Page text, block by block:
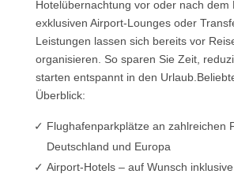
Hotelübernachtung vor oder nach dem
exklusiven Airport-Lounges oder
Leistungen lassen sich bereits vor
organisieren. So sparen Sie Zeit,
starten entspannt in den
Überblick:
Flughafenparkplätze an zahlreichen
Deutschland und Europa
Airport-Hotels – auf Wunsch